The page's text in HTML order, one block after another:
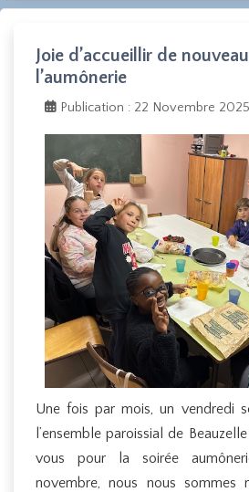
Joie d’accueillir de
l’aumônerie
Publication : 22 Novembre 2025
Une fois par mois, un vendredi
l’ensemble paroissial de
vous pour la soirée
novembre, nous nous sommes